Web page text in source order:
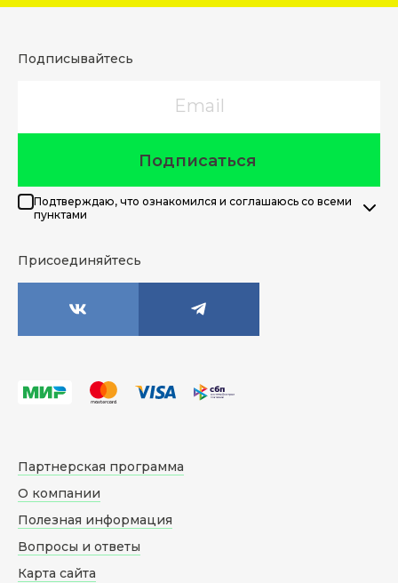
Подписывайтесь
Подписаться
Подтверждаю, что ознакомился и соглашаюсь со всеми
пунктами
Присоединяйтесь
Партнерская программа
О компании
Полезная информация
Вопросы и ответы
Карта сайта